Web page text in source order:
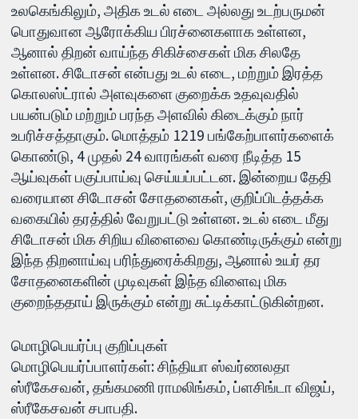
உலகெங்கிலும், அதிக உடல் எடை அல்லது உடற்பருமன்
பொதுவான ஆரோக்கிய பிரச்னைகளாக உள்ளன,
ஆனால் திறன் வாய்ந்த சிகிச்சைகள் மிக சிலதே
உள்ளன. சிடோசன் என்பது உடல் எடை, மற்றும் இரத்த
கொலஸ்ட்ரால் அளவுகளை குறைக்க உதவுவதில்
பயன்படும் மற்றும் பரந்த அளவில் கிடைக்கும் நார்
உபரிச்சத்தாகும். மொத்தம் 1219 பங்கேற்பாளர்களைக்
கொண்டு, 4 முதல் 24 வாரங்கள் வரை நீடித்த 15
ஆய்வுகள் பகுப்பாய்வு செய்யப்பட்டன. இன்றைய தேதி
வரையான சிடோசன் சோதனைகள், குறிப்பிடத்தக்க
வகையில் தரத்தில் வேறுபட்டு உள்ளன. உடல் எடை மீது
சிடோசன் மிக சிறிய விளைவை கொண்டிருக்கும் என்று
இந்த திறனாய்வு பரிந்துரைக்கிறது, ஆனால் உயர் தர
சோதனைகளின் முடிவுகள் இந்த விளைவு மிக
குறைந்ததாய் இருக்கும் என்று சுட்டிக்காட்டுகின்றன.
மொழிபெயர்ப்பு குறிப்புகள்
மொழிபெயர்ப்பாளர்கள்: சிந்தியா ஸ்வர்ணலதா
ஸ்ரீகேசவன், தங்கமணி ராமலிங்கம், ப்ளசிங்டா விஜய்,
ஸ்ரீகேசவன் சபாபதி.